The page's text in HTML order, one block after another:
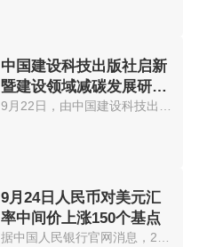
中国建设科技出版社启新
暨建设领域减碳发展研讨
会在京举办
9月24日人民币对美元汇
率中间价上涨150个基点